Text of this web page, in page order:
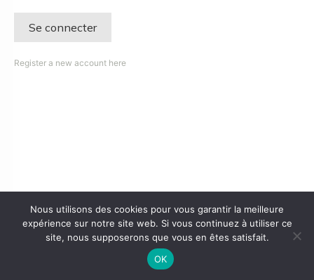
Register a new account here
Nous utilisons des cookies pour vous garantir la meilleure
expérience sur notre site web. Si vous continuez à utiliser ce
site, nous supposerons que vous en êtes satisfait.
OK